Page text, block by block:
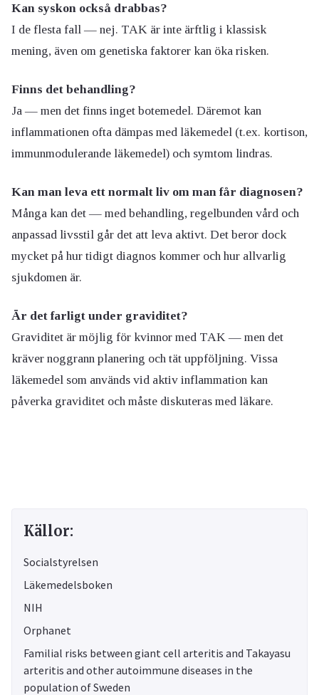
Kan syskon också drabbas?
I de flesta fall — nej. TAK är inte ärftlig i klassisk
mening, även om genetiska faktorer kan öka risken.
Finns det behandling?
Ja — men det finns inget botemedel. Däremot kan
inflammationen ofta dämpas med läkemedel (t.ex. kortison,
immunmodulerande läkemedel) och symtom lindras.
Kan man leva ett normalt liv om man får diagnosen?
Många kan det — med behandling, regelbunden vård och
anpassad livsstil går det att leva aktivt. Det beror dock
mycket på hur tidigt diagnos kommer och hur allvarlig
sjukdomen är.
Är det farligt under graviditet?
Graviditet är möjlig för kvinnor med TAK — men det
kräver noggrann planering och tät uppföljning. Vissa
läkemedel som används vid aktiv inflammation kan
påverka graviditet och måste diskuteras med läkare.
Källor:
Socialstyrelsen
Läkemedelsboken
NIH
Orphanet
Familial risks between giant cell arteritis and Takayasu
arteritis and other autoimmune diseases in the
population of Sweden